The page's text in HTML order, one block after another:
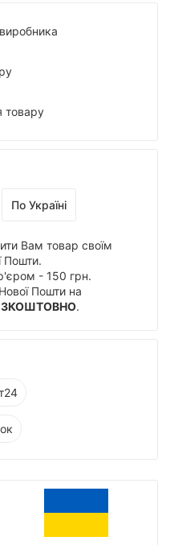
виробника
товару
По Україні
Вам товар своїм
Пошти.
- 150 грн.
Пошти на
.